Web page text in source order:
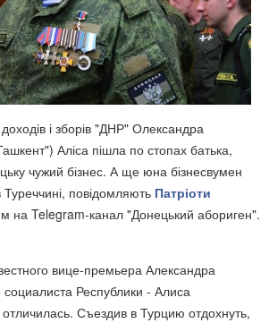
доходів і зборів "ДНР" Олександра
Аліса пішла по стопах батька,
чужий бізнес. А ще юна бізнесвумен
Туреччині, повідомляють Патріоти
на Telegram-канал "Донецький абориген".
вице-премьера Александра
Республики - Алиса
Съездив в Турцию отдохнуть,